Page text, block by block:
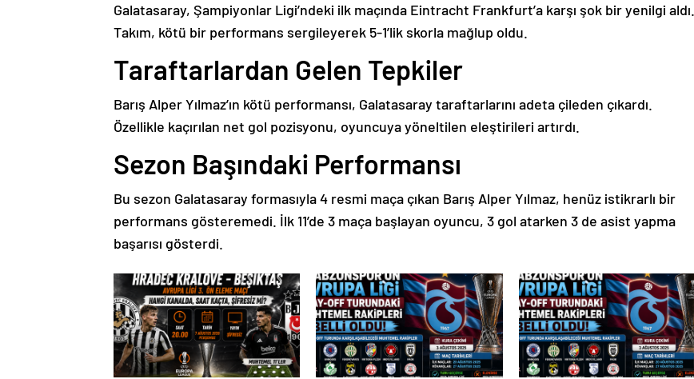
Galatasaray, Şampiyonlar Ligi’ndeki ilk maçında Eintracht Frankfurt’a karşı şok bir yenilgi aldı.
Takım, kötü bir performans sergileyerek 5-1’lik skorla mağlup oldu.
Taraftarlardan Gelen Tepkiler
Barış Alper Yılmaz’ın kötü performansı, Galatasaray taraftarlarını adeta çileden çıkardı.
Özellikle kaçırılan net gol pozisyonu, oyuncuya yöneltilen eleştirileri artırdı.
Sezon Başındaki Performansı
Bu sezon Galatasaray formasıyla 4 resmi maça çıkan Barış Alper Yılmaz, henüz istikrarlı bir
performans gösteremedi. İlk 11’de 3 maça başlayan oyuncu, 3 gol atarken 3 de asist yapma
başarısı gösterdi.